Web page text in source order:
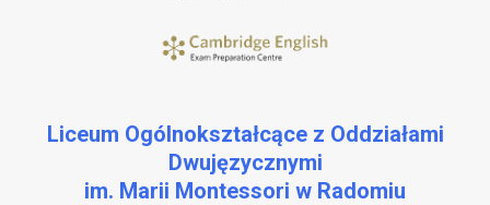
Liceum Ogólnokształcące z Oddziałami
Dwujęzycznymi
im. Marii Montessori w Radomiu